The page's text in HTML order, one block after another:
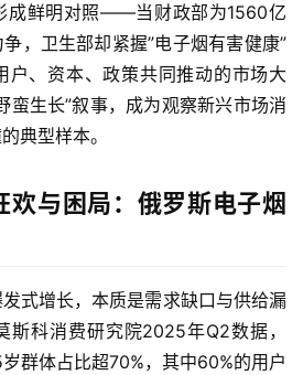
成鲜明对照——当财政部为1560亿
，卫生部却紧握”电子烟有害健康”
户、资本、政策共同推动的市场大
蛮生长”叙事，成为观察新兴市场消
典型样本。
与困局：俄罗斯电子烟
式增长，本质是需求缺口与供给漏
斯科消费研究院2025年Q2数据，
群体占比超70%，其中60%的用户